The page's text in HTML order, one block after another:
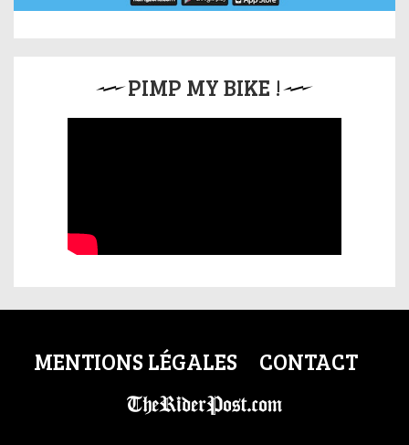
PIMP MY BIKE !
MENTIONS LÉGALES CONTACT